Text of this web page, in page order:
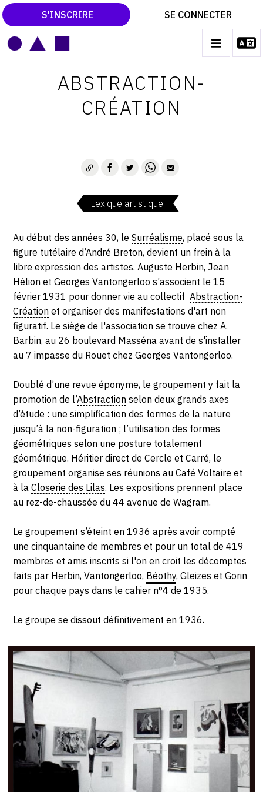
S'INSCRIRE SE CONNECTER
CATALOGUES RAISONNÉS
LES EXPOSITIONS
ARCHIVES DES EXPOSITIONS
LIBRAIRIE : LIVRES & CATALOGUES
SERVICES
CRÉER SON CATALOGUE RAISONNÉ
ABONNEMENTS DÉDIÉS AUX GALERISTES
CRÉER SON SITE ARTISTE
PUBLIER SES EXPOSITIONS
DEVENIR CONTRIBUTEUR
À PROPOS
L'ÉQUIPE OAM
CONTACT
CGU
CGV
INSTAGRAM
FACEBOOK
TWITTER
PINTEREST
ABSTRACTION-
CRÉATION
Lexique artistique
Au début des années 30, leSurréalisme, placé sous la
figure tutélaire d’André Breton, devient un frein à la
libre expression des artistes. Auguste Herbin, Jean
Hélion et Georges Vantongerloo s’associent le 15
février 1931 pour donner vie au collectifAbstraction-
Création et organiser des manifestations d'art non
figuratif. Le siège de l'association se trouve chez A.
Barbin, au 26 boulevard Masséna avant de s'installer
au 7 impasse du Rouet chez Georges Vantongerloo.
Doublé d’une revue éponyme, le groupement y fait la
promotion de l’Abstraction selon deux grands axes
d’étude : une simplification des formes de la nature
jusqu’à la non-figuration ; l’utilisation des formes
géométriques selon une posture totalement
géométrique. Héritier direct deCercle et Carré, le
groupement organise ses réunions auCafé Voltaire et
à laCloserie des Lilas. Les expositions prennent place
au rez-de-chaussée du 44 avenue de Wagram.
Le groupement s’éteint en 1936 après avoir compté
une cinquantaine de membres et pour un total de 419
membres et amis inscrits si l'on en croit les décomptes
faits par Herbin, Vantongerloo, Béothy, Gleizes et Gorin
pour chaque pays dans le cahier n°4 de 1935.
Le groupe se dissout définitivement en 1936.